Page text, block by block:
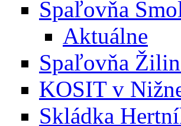
Spaľovňa
Aktuálne
Spaľovňa
KOSIT v
Skládka